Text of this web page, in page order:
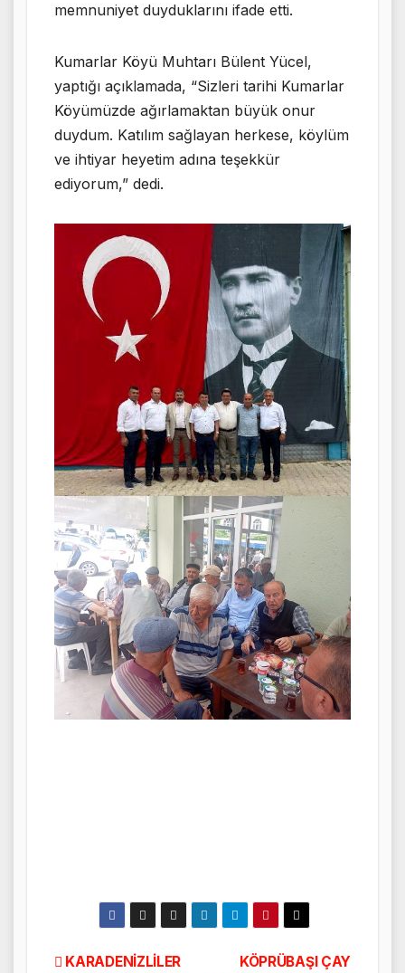
memnuniyet duyduklarını ifade etti.
Kumarlar Köyü Muhtarı Bülent Yücel,
yaptığı açıklamada, “Sizleri tarihi Kumarlar
Köyümüzde ağırlamaktan büyük onur
duydum. Katılım sağlayan herkese, köylüm
ve ihtiyar heyetim adına teşekkür
ediyorum,” dedi.
KÖPRÜBAŞI ÇAY
KARADENİZLİLER